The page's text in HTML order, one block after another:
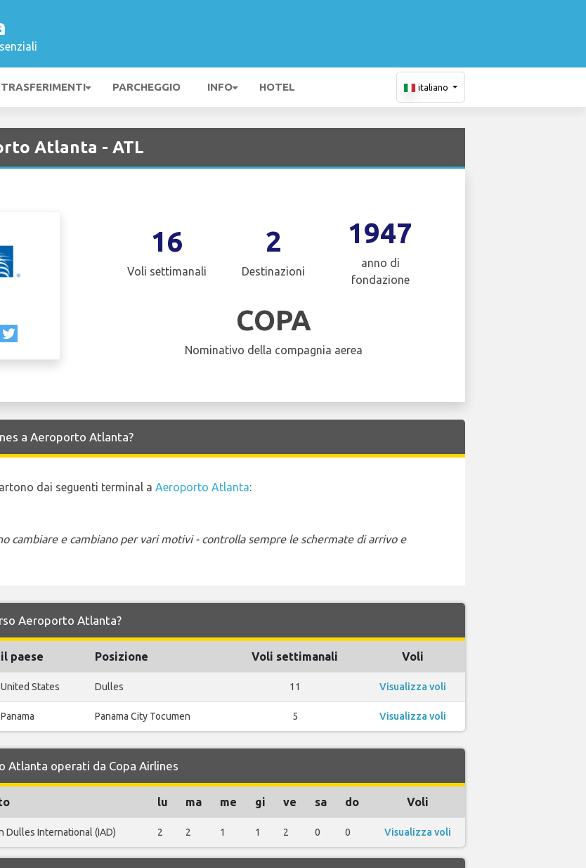
TRASFERIMENTI PARCHEGGIO INFO HOTEL italiano
Atlanta - ATL
16
Voli settimanali
2
Destinazioni
1947
anno di
fondazione
COPA
Nominativo della compagnia aerea
a Aeroporto Atlanta?
dai seguenti terminal a Aeroporto Atlanta:
cambiare e cambiano per vari motivi - controlla sempre le schermate di arrivo e
Aeroporto Atlanta?
il paese Posizione Voli settimanali Voli
United States Dulles 11 Visualizza voli
Panama Panama City Tocumen 5 Visualizza voli
Atlanta operati da Copa Airlines
lu ma me gi ve sa do Voli
Dulles International (IAD) 2 2 1 1 2 0 0 Visualizza voli